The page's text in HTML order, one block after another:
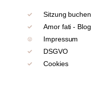
Sitzung buchen
Amor fati - Blog
Impressum
DSGVO
Cookies